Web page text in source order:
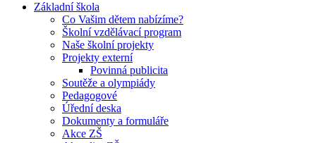
Základní škola
Co Vašim dětem nabízíme?
Školní vzdělávací program
Naše školní projekty
Projekty externí
Povinná publicita
Soutěže a olympiády
Pedagogové
Úřední deska
Dokumenty a formuláře
Akce ZŠ